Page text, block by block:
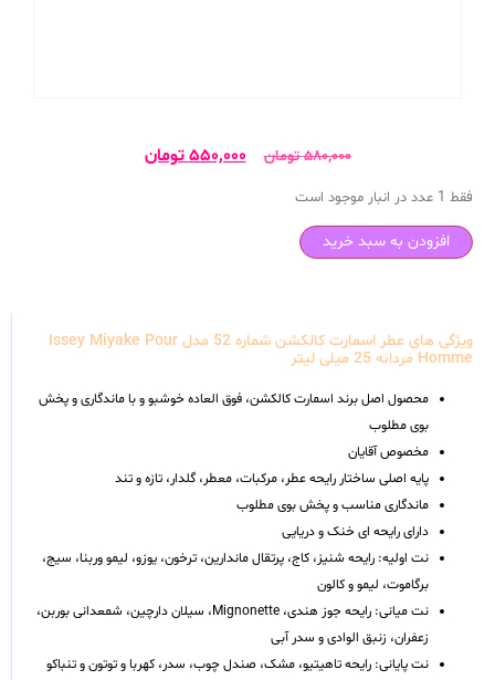
ویژگی های عطر اسمارت کالکشن شماره 52 مدل Issey Miyake Pour
Homme مردانه 25 میلی لیتر
محصول اصل برند اسمارت کالکشن، فوق العاده خوشبو و با ماندگاری و پخش
بوی مطلوب
مخصوص آقایان
پایه اصلی ساختار رایحه عطر، مرکبات، معطر، گلدار، تازه و تند
ماندگاری مناسب و پخش بوی مطلوب
دارای رایحه ای خنک و دریایی
نت اولیه: رایحه شنیز، کاج، پرتقال ماندارین، ترخون، یوزو، لیمو وربنا، سیج،
برگاموت، لیمو و کالون
نت میانی: رایحه جوز هندی، Mignonette، سیلان دارچین، شمعدانی بوربن،
زعفران، زنبق الوادی و سدر آبی
نت پایانی: رایحه تاهیتیو، مشک، صندل چوب، سدر، کهربا و توتون و تنباکو
۵۸۰,۰۰۰ تومان ۵۵۰,۰۰۰تومان
فقط 1 عدد در انبار موجود است
افزودن به سبد خرید